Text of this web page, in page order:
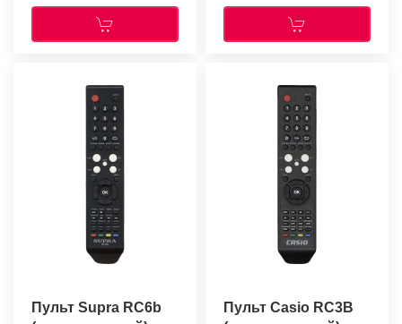
Пульт Supra RC6b
Пульт Casio RC3B